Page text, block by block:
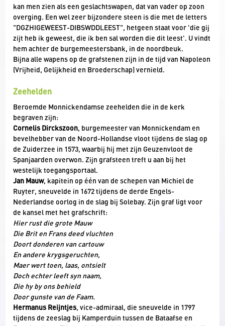
kan men zien als een geslachtswapen, dat van vader op zoon
overging. Een wel zeer bijzondere steen is die met de letters
"DGZHIGEWEEST-DIBSWDDLEEST", hetgeen staat voor 'die gij
zijt heb ik geweest, die ik ben sal worden die dit leest'. U vindt
hem achter de burgemeestersbank, in de noordbeuk.
Bijna alle wapens op de grafstenen zijn in de tijd van Napoleon
(Vrijheid, Gelijkheid en Broederschap) vernield.
Zeehelden
Beroemde Monnickendamse zeehelden die in de kerk
begraven zijn:
Cornelis Dirckszoon, burgemeester van Monnickendam en
bevelhebber van de Noord-Hollandse vloot tijdens de slag op
de Zuiderzee in 1573, waarbij hij met zijn Geuzenvloot de
Spanjaarden overwon. Zijn grafsteen treft u aan bij het
westelijk toegangsportaal.
Jan Mauw, kapitein op één van de schepen van Michiel de
Ruyter, sneuvelde in 1672 tijdens de derde Engels-
Nederlandse oorlog in de slag bij Solebay. Zijn graf ligt voor
de kansel met het grafschrift:
Hier rust die grote Mauw
Die Brit en Frans deed vluchten
Doort donderen van cartouw
En andere krygsgeruchten,
Maer wert toen, laas, ontsielt
Doch echter leeft syn naam,
Die hy by ons behield
Door gunste van de Faam.
Hermanus Reijntjes, vice-admiraal, die sneuvelde in 1797
tijdens de zeeslag bij Kamperduin tussen de Bataafse en